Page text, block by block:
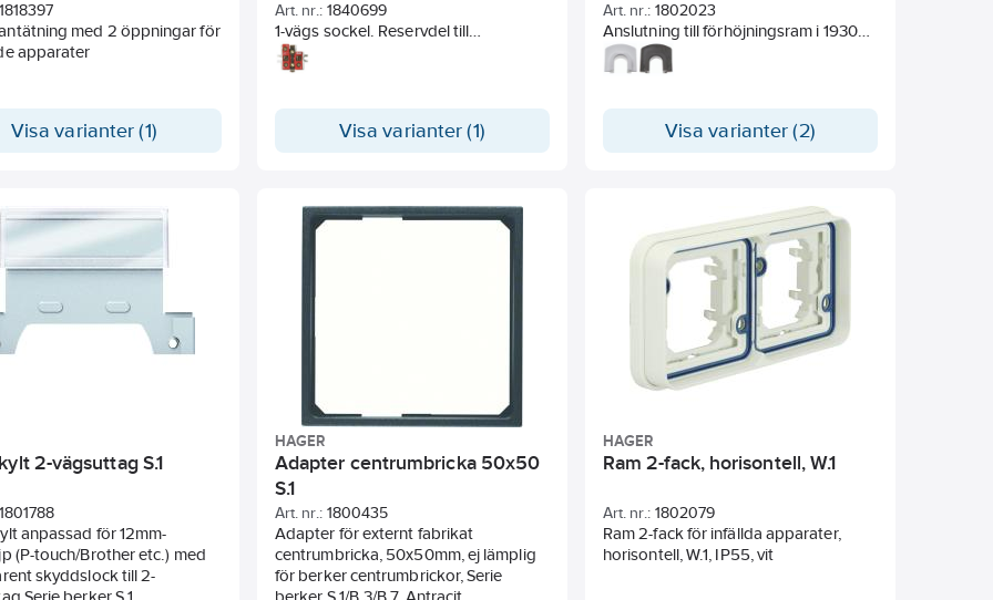
1818397
med 2 öppningar för
apparater
Visa varianter (1)
Art. nr.: 1840699
1-vägs sockel. Reservdel till
motorvärmarcentraler m.m.
Visa varianter (1)
Art. nr.: 1802023
Anslutning till förhöjningsram i 1930
serien.
Visa varianter (2)
2-vägsuttag S.1
1801788
anpassad för 12mm-
(P-touch/Brother etc.) med
skyddslock till 2-
Serie berker S.1
HAGER
Adapter centrumbricka 50x50
S.1
Art. nr.: 1800435
Adapter för externt fabrikat
centrumbricka, 50x50mm, ej lämplig
för berker centrumbrickor, Serie
berker S.1/B.3/B.7, Antracit.
HAGER
Ram 2-fack, horisontell, W.1
Art. nr.: 1802079
Ram 2-fack för infällda apparater,
horisontell, W.1, IP55, vit